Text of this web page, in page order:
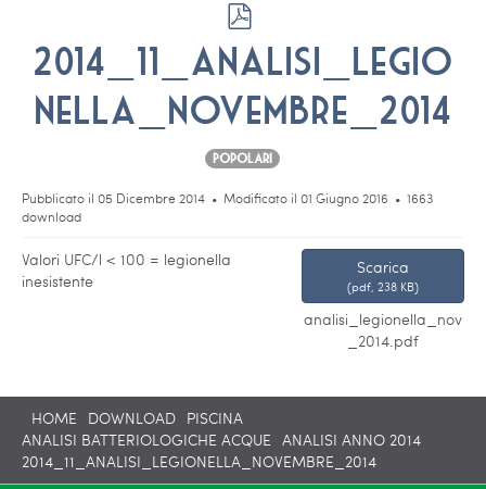
p
d
f
2014_11_analisi_legio
nella_novembre_2014
Popolari
Pubblicato il 05 Dicembre 2014 Modificato il 01 Giugno 2016
1663
download
Scarica
(pdf, 238 KB)
analisi_legionella_nov
_2014.pdf
Valori UFC/l < 100 = legionella
inesistente
HOME DOWNLOAD PISCINA
ANALISI BATTERIOLOGICHE ACQUE ANALISI ANNO 2014
2014_11_ANALISI_LEGIONELLA_NOVEMBRE_2014